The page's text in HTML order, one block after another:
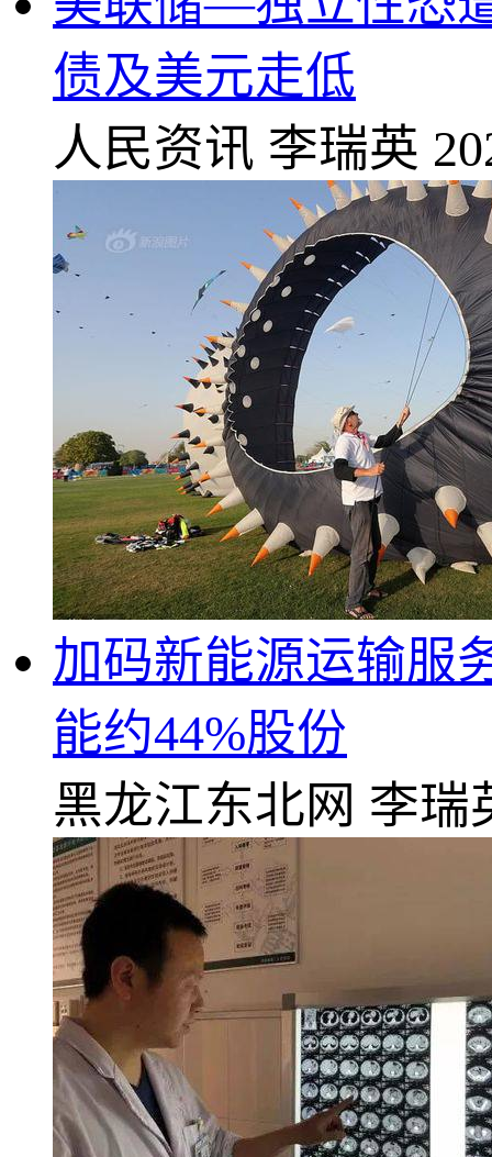
债及美元走低
人民资讯 李瑞英
加码新能源运输服
能约44%股份
黑龙江东北网 李瑞